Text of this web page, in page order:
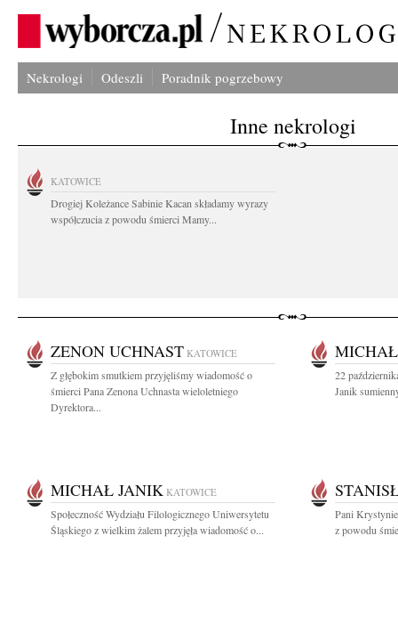
Nekrologi Odeszli Poradnik pogrzebowy
Inne nekrologi
KATOWICE
Drogiej Koleżance Sabinie Kacan składamy wyrazy
współczucia z powodu śmierci Mamy...
ZENON UCHNAST KATOWICE
Z głębokim smutkiem przyjęliśmy wiadomość o
śmierci Pana Zenona Uchnasta wieloletniego
Dyrektora...
22
Janik
MICHAŁ JANIK KATOWICE
Społeczność Wydziału Filologicznego Uniwersytetu
Śląskiego z wielkim żalem przyjęła wiadomość o...
Pani
z powodu